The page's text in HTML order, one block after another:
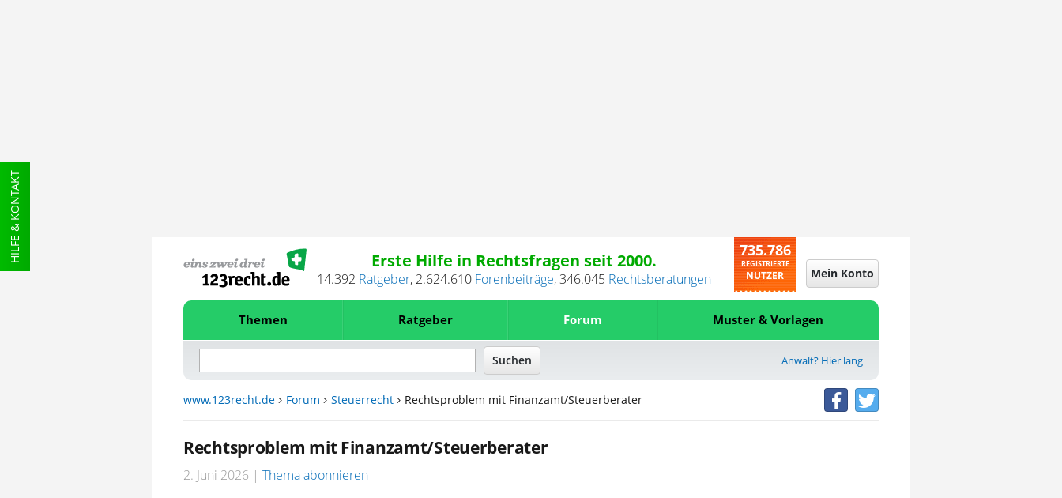
HILFE & KONTAKT Erste Hilfe in Rechtsfragen seit 2000.
14.392 Ratgeber, 2.624.610 Forenbeiträge,346.045 Rechtsberatungen
735.786
REGISTRIERTE
NUTZER Mein Konto
Themen Ratgeber Forum Muster & Vorlagen
Anwalt? Hier lang
www.123recht.de Forum Steuerrecht Rechtsproblem mit Finanzamt/Steuerberater
Rechtsproblem mit Finanzamt/Steuerberater
2. Juni 2026 Thema abonnieren